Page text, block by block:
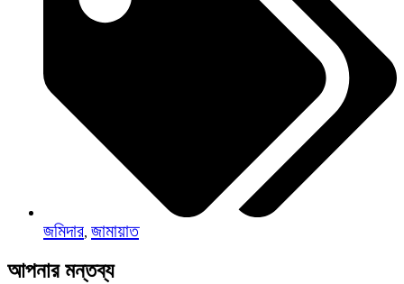
জমিদার, জামায়াত
আপনার মন্তব্য